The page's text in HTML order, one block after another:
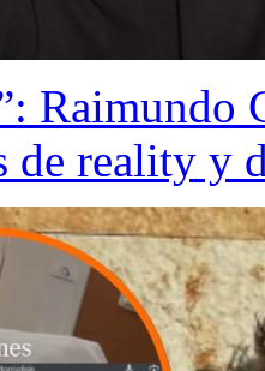
Raimundo
de reality y